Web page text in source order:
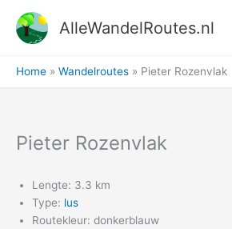
naar
AlleWandelRoutes.nl
Home Wandelroutes Pieter Rozenvlak
Pieter Rozenvlak
Lengte: 3.3 km
Type: lus
Routekleur: donkerblauw